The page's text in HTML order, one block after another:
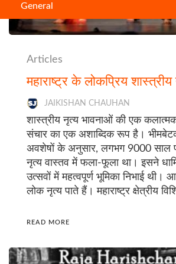
General
Articles
महाराष्ट्र के लोकप्रिय शास्त्रीय
JAIKISHAN CHAUHAN
शास्त्रीय नृत्य भावनाओं की एक
संचार का एक अशाब्दिक रूप है।
अवशेषों के अनुसार, लगभग 9000 साल
नृत्य वास्तव में फला-फूला था। इसने
उत्सवों में महत्वपूर्ण भूमिका निभाई थी।
लोक नृत्य पाते हैं। महाराष्ट्र क्षेत्रीय
READ MORE